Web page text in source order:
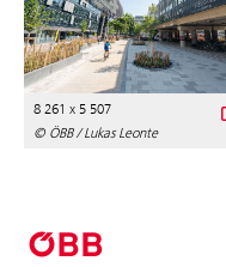
8 261 x 5 507
© ÖBB / Lukas Leonte